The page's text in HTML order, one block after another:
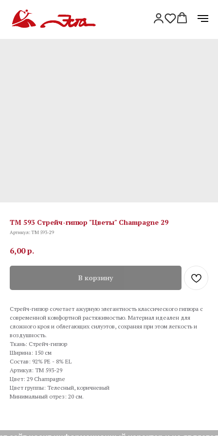
TM 593 Стрейч-гипюр "Цветы" Champagne 29
Артикул:TM 593-29
6,00р.
В корзину
Стрейч-гипюр сочетает ажурную элегантность классического гипюра с
современной комфортной растяжимостью. Материал идеален для
сложного кроя и облегающих силуэтов, сохраняя при этом легкость и
воздушность.
Ткань: Стрейч-гипюр
Ширина: 150 см
Состав: 92% PE - 8% EL
Артикул: TM 593-29
Цвет: 29 Champagne
Цвет группы: Телесный, коричневый
Минимальный отрез: 20 см.